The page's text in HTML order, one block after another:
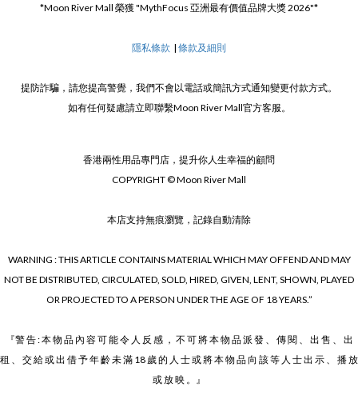
*Moon River Mall 榮獲 "MythFocus 亞洲最有價值品牌大獎 2026"*
隱私條款 | 條款及細則
提防詐騙，請您提高警覺，我們不會以電話或簡訊方式通知變更付款方式。
如有任何疑慮請立即聯繫Moon River Mall官方客服。
香港兩性用品專門店，提升你人生幸福的顧問
COPYRIGHT © Moon River Mall
本店支持無痕瀏覽，記錄自動清除
WARNING : THIS ARTICLE CONTAINS MATERIAL WHICH MAY OFFEND AND MAY
NOT BE DISTRIBUTED, CIRCULATED, SOLD, HIRED, GIVEN, LENT, SHOWN, PLAYED
OR PROJECTED TO A PERSON UNDER THE AGE OF 18 YEARS.”
『警 告 : 本 物 品 內 容 可 能 令 人 反 感 ， 不 可 將 本 物 品 派 發 、 傳 閱 、 出 售 、 出
租 、 交 給 或 出 借 予 年 齡 未 滿 18 歲 的 人 士 或 將 本 物 品 向 該 等 人 士 出 示 、 播 放
或 放 映 。』